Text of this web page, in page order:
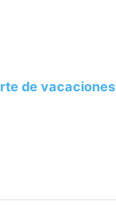
de vacaciones